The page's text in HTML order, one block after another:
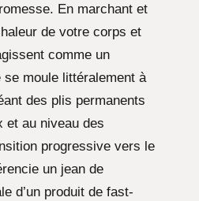
En marchant et
de votre corps et
comme un
moule littéralement à
des plis permanents
et au niveau des
progressive vers le
un jean de
d’un produit de fast-